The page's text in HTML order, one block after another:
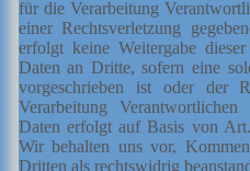
für die Verarbeitung
einer Rechtsverletzung
erfolgt keine Weitergabe dieser
Daten an Dritte, sofern eine
vorgeschrieben ist oder der
Verarbeitung
Daten erfolgt auf Basis von
Wir behalten uns vor,
Dritten als rechtswidrig